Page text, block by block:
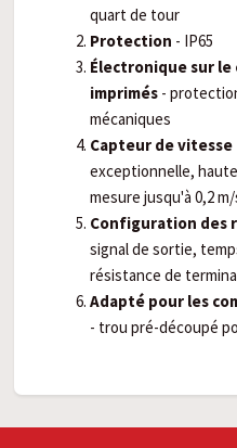
quart de tour
Protection - IP65
Électronique sur
imprimés -
mécaniques
Capteur de vitesse
exceptionnelle,
mesure jusqu'à 0,2
Configuration des
signal de sortie,
résistance de
Adapté pour les
- trou pré-découpé